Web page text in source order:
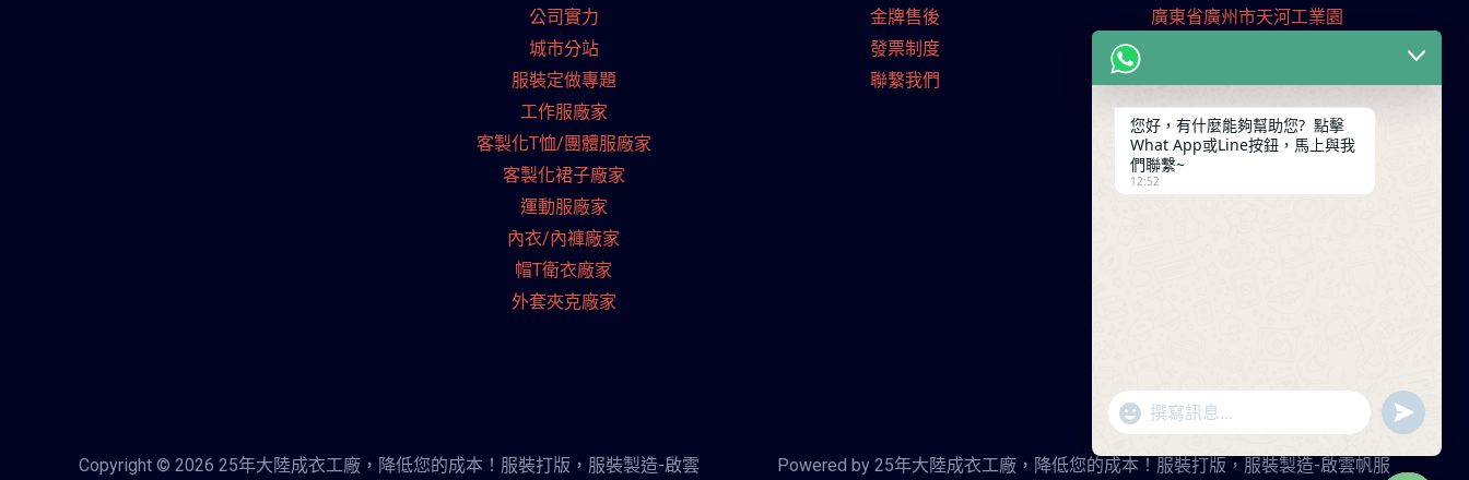
公司實力
城市分站
服裝定做專題
工作服廠家
客製化T恤/團體服廠家
客製化裙子廠家
運動服廠家
內衣/內褲廠家
帽T衛衣廠家
外套夾克廠家
金牌售後
發票制度
聯繫我們
廣東省廣州市天河工業園
keywinf@foxmail.com
Copyright © 2026 25年大陸成衣工廠，降低您的成本！服裝打版，服裝製造-啟雲 Powered by 25年大陸成衣工廠，降低您的成本！服裝打版，服裝製造-啟雲帆服
您好，有什麼能夠幫助您? 點擊
What App或Line按鈕，馬上與我
們聯繫~
12:52
"+chaty_settings.lang.emoji_picker+"
WhatsApp
Message